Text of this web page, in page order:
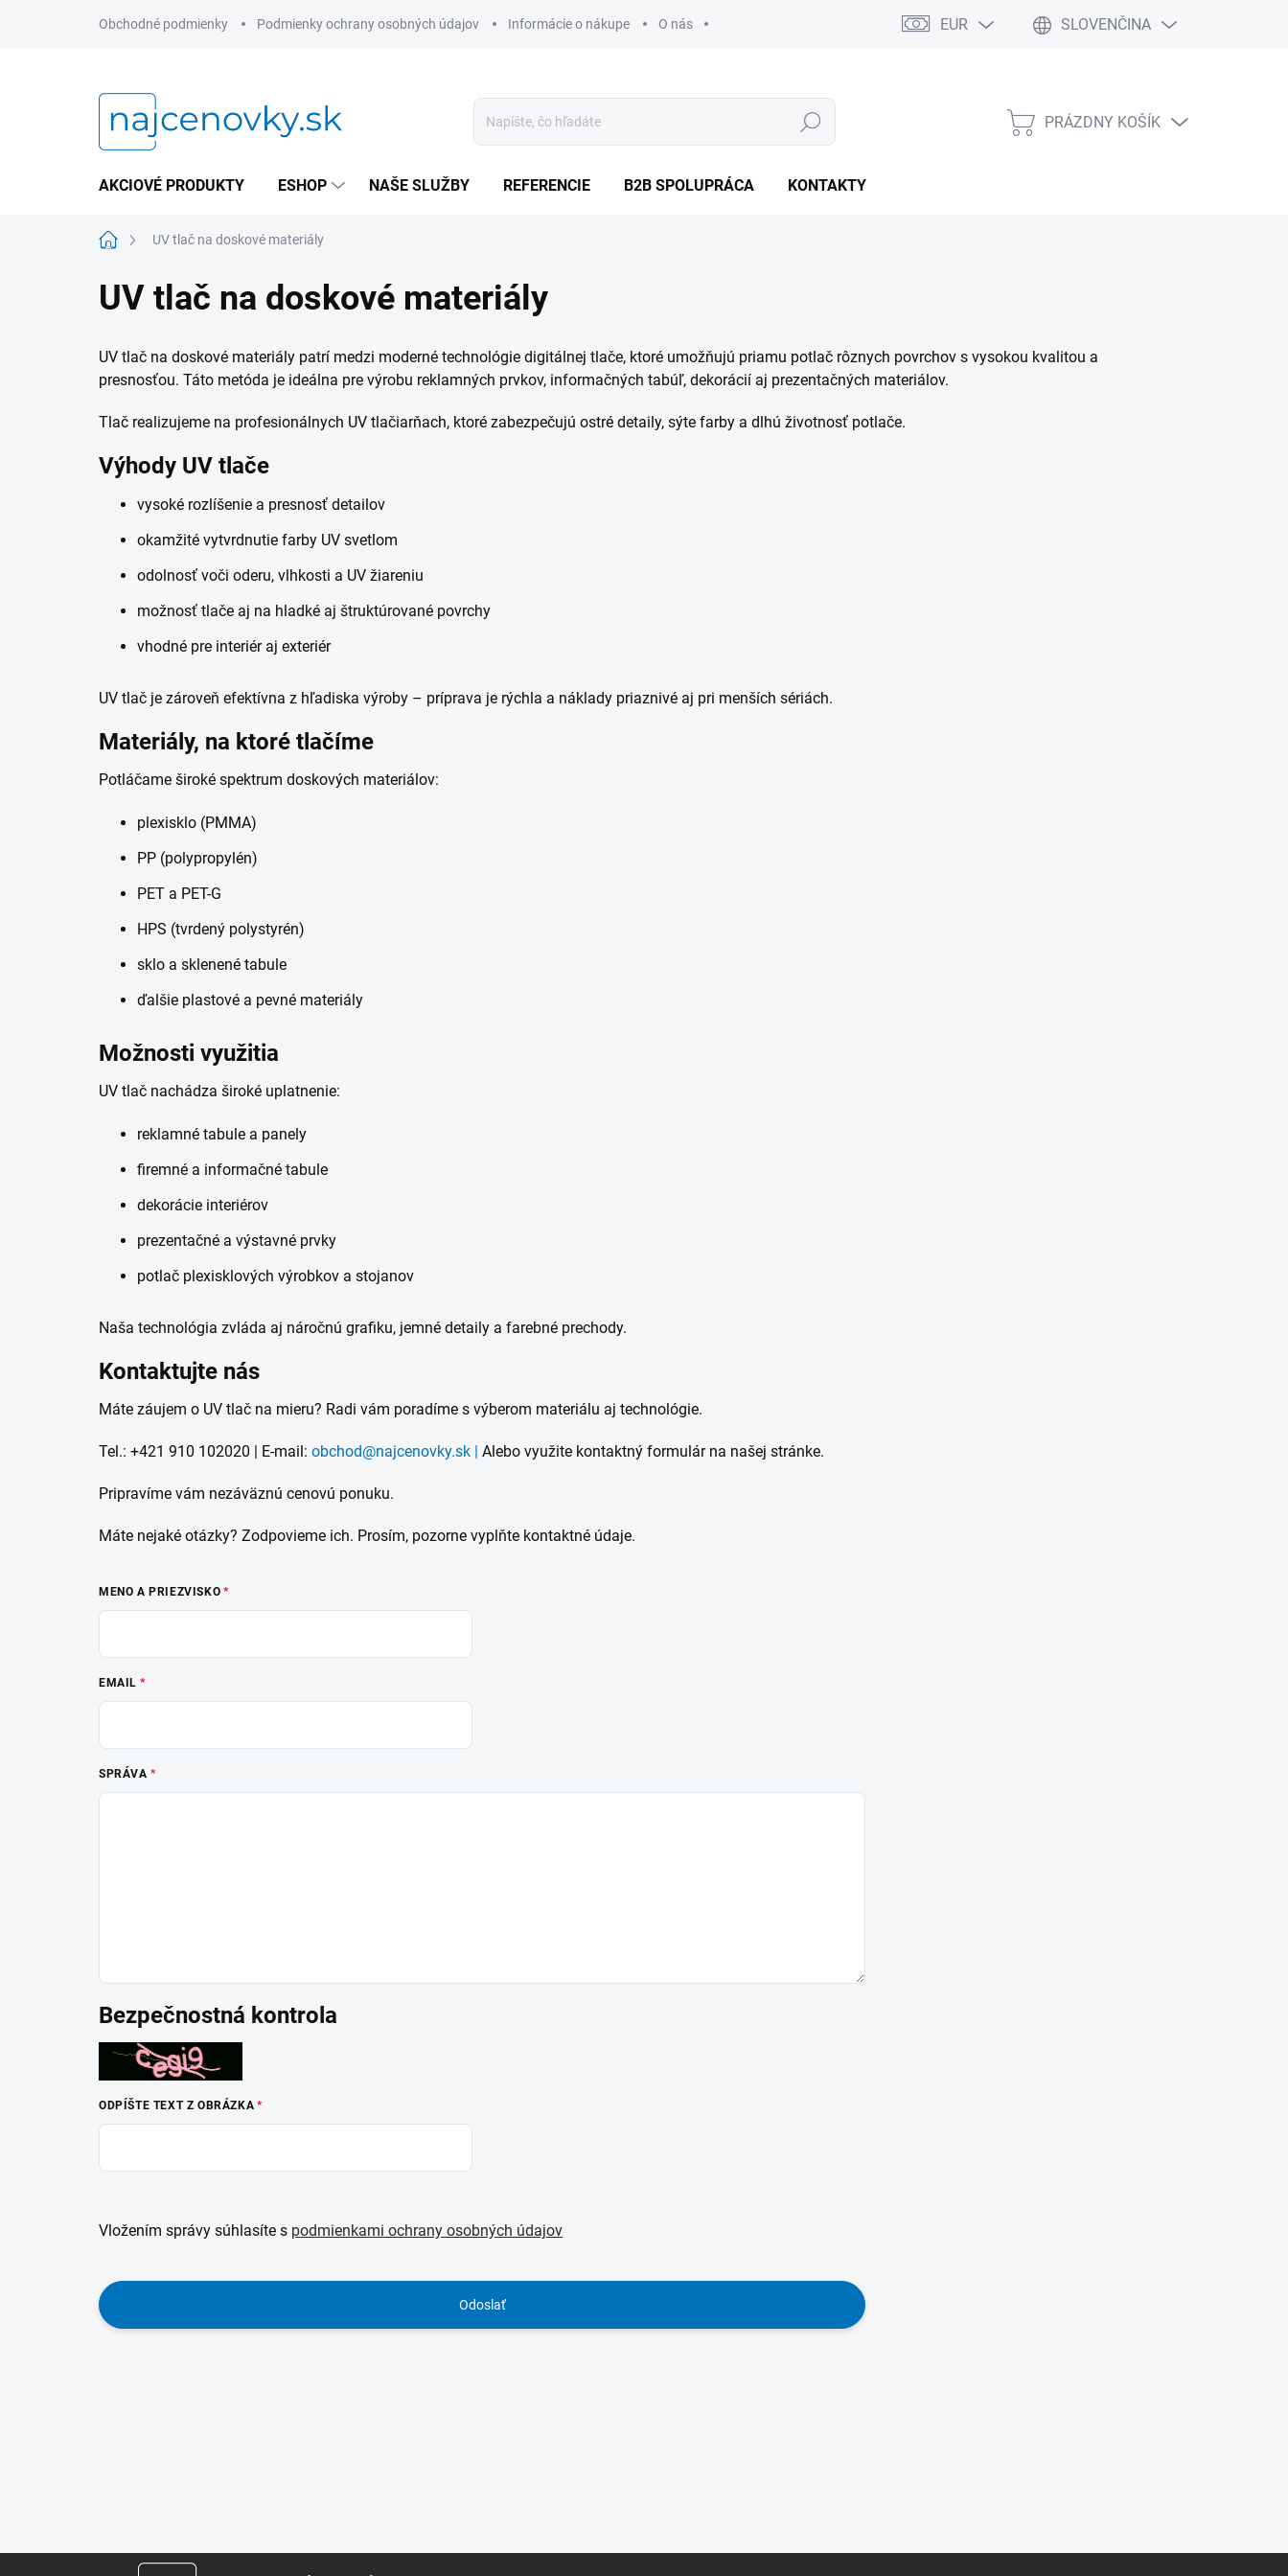
Obchodné podmienky Podmienky ochrany osobných údajov Informácie o nákupe O nás EUR SLOVENČINA
Hľadať
NÁKUPNÝ
PRÁZDNY KOŠÍK
AKCIOVÉ PRODUKTY ESHOP NAŠE SLUŽBY REFERENCIE B2B SPOLUPRÁCA KONTAKTY
DomovUV tlač na doskové materiály
UV tlač na doskové materiály
UV tlač na doskové materiály patrí medzi moderné technológie digitálnej tlače, ktoré umožňujú priamu potlač rôznych povrchov s vysokou kvalitou a
presnosťou. Táto metóda je ideálna pre výrobu reklamných prvkov, informačných tabúľ, dekorácií aj prezentačných materiálov.
Tlač realizujeme na profesionálnych UV tlačiarňach, ktoré zabezpečujú ostré detaily, sýte farby a dlhú životnosť potlače.
Výhody UV tlače
vysoké rozlíšenie a presnosť detailov
okamžité vytvrdnutie farby UV svetlom
odolnosť voči oderu, vlhkosti a UV žiareniu
možnosť tlače aj na hladké aj štruktúrované povrchy
vhodné pre interiér aj exteriér
UV tlač je zároveň efektívna z hľadiska výroby – príprava je rýchla a náklady priaznivé aj pri menších sériách.
Materiály, na ktoré tlačíme
Potláčame široké spektrum doskových materiálov:
plexisklo (PMMA)
PP (polypropylén)
PET a PET-G
HPS (tvrdený polystyrén)
sklo a sklenené tabule
ďalšie plastové a pevné materiály
Možnosti využitia
UV tlač nachádza široké uplatnenie:
reklamné tabule a panely
firemné a informačné tabule
dekorácie interiérov
prezentačné a výstavné prvky
potlač plexisklových výrobkov a stojanov
Naša technológia zvláda aj náročnú grafiku, jemné detaily a farebné prechody.
Kontaktujte nás
Máte záujem o UV tlač na mieru? Radi vám poradíme s výberom materiálu aj technológie.
Tel.: +421 910 102020 | E-mail: obchod@najcenovky.sk | Alebo využite kontaktný formulár na našej stránke.
Pripravíme vám nezáväznú cenovú ponuku.
Máte nejaké otázky? Zodpovieme ich. Prosím, pozorne vyplňte kontaktné údaje.
MENO A PRIEZVISKO
EMAIL
SPRÁVA
Bezpečnostná kontrola
ODPÍŠTE TEXT Z OBRÁZKA
Vložením správy súhlasíte s podmienkami ochrany osobných údajov
Odoslať